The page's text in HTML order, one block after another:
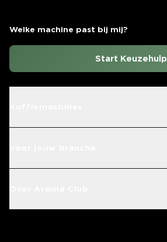
Welke machine past bij mij?
Start Keuzehulp